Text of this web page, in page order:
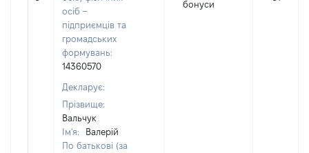
осіб –
підприємців та
громадських
формувань:
14360570
Декларує:
Прізвище:
Вальчук
Ім'я:
Валерій
По батькові (за
бонуси